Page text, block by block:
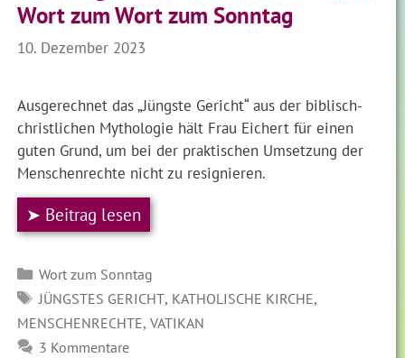
Wort zum Wort zum Sonntag
10. Dezember 2023
Ausgerechnet das „Jüngste Gericht“ aus der biblisch-
christlichen Mythologie hält Frau Eichert für einen
guten Grund, um bei der praktischen Umsetzung der
Menschenrechte nicht zu resignieren.
➤ Beitrag lesen
Kategorien
Wort zum Sonntag
SCHLAGWÖRTER
JÜNGSTES GERICHT, KATHOLISCHE KIRCHE,
MENSCHENRECHTE,VATIKAN
3 Kommentare